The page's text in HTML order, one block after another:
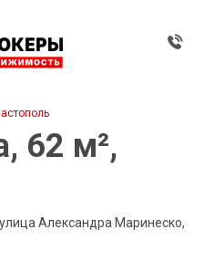
62 м²,
Александра Маринеско,